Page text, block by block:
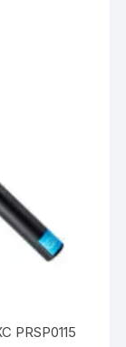
PRSP0115